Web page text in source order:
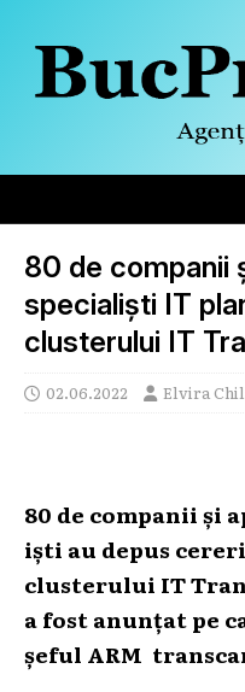
80 de companii
specialiști IT
clusterului IT
02.06.2022 Elvira
80 de companii și
iști au depus
clusterului IT
a fost anunțat pe
șeful ARM